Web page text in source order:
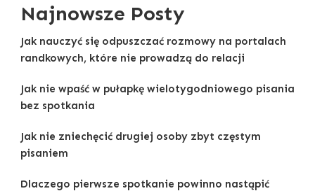
Najnowsze Posty
Jak nauczyć się odpuszczać rozmowy na portalach
randkowych, które nie prowadzą do relacji
Jak nie wpaść w pułapkę wielotygodniowego pisania
bez spotkania
Jak nie zniechęcić drugiej osoby zbyt częstym
pisaniem
Dlaczego pierwsze spotkanie powinno nastąpić